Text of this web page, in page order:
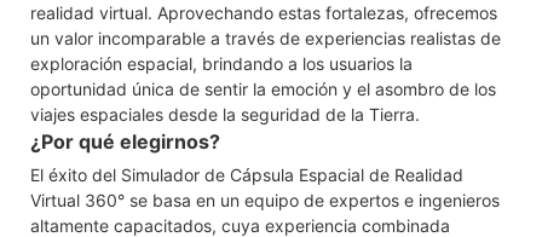
realidad virtual. Aprovechando estas fortalezas, ofrecemos
un valor incomparable a través de experiencias realistas de
exploración espacial, brindando a los usuarios la
oportunidad única de sentir la emoción y el asombro de los
viajes espaciales desde la seguridad de la Tierra.
¿Por qué elegirnos?
El éxito del Simulador de Cápsula Espacial de Realidad
Virtual 360° se basa en un equipo de expertos e ingenieros
altamente capacitados, cuya experiencia combinada